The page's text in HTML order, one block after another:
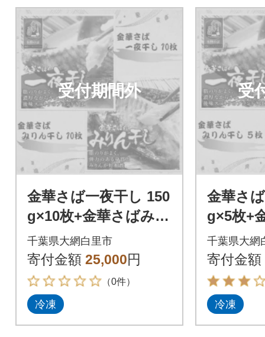
受付期間外
金華さば一夜干し 150
g×10枚+金華さばみり
ん干し 150g×10枚(gs
et-10)
千葉県大網白里市
寄付金額 25,000円
（0件）
冷凍
受
金華さ
g×5枚+
ん干し
2-11)
千葉県大網
寄付金額
冷凍